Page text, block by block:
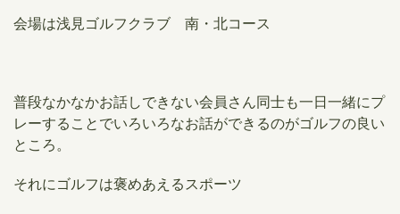
会場は浅見ゴルフクラブ 南・北コース
普段なかなかお話しできない会員さん同士も一日一緒にプ
レーすることでいろいろなお話ができるのがゴルフの良い
ところ。
それにゴルフは褒めあえるスポーツ